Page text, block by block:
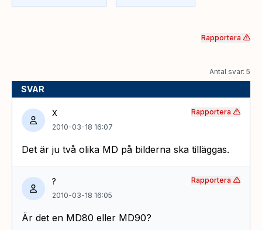
Rapportera
Antal svar: 5
SVAR
X
2010-03-18 16:07
Det är ju två olika MD på bilderna ska tilläggas.
Rapportera
?
2010-03-18 16:05
Är det en MD80 eller MD90?
Rapportera